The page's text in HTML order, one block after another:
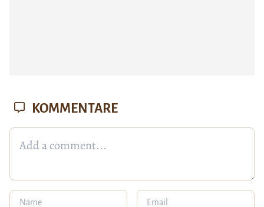
KOMMENTARE